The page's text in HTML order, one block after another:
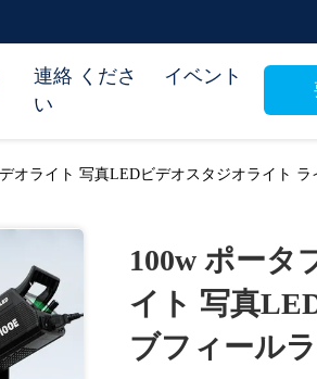
連絡 くださ
い
イベント
オライト 写真LEDビデオスタジオライト
100w ポータ
イト 写真
ブフィール